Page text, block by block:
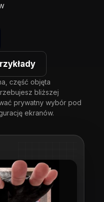
część objęta
bliższej
prywatny wybór pod
ekranów.